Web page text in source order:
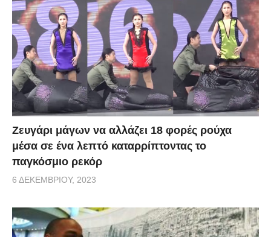
Zευγάρι μάγων να αλλάζει 18 φορές ρούχα
μέσα σε ένα λεπτό καταρρίπτοντας το
παγκόσμιο ρεκόρ
6 ΔΕΚΕΜΒΡΊΟΥ, 2023